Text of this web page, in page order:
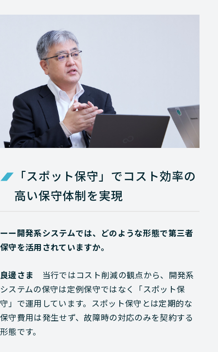
「スポット保守」でコスト効率の
高い保守体制を実現
ーー開発系システムでは、どのような形態で第三者
保守を活用されていますか。
良邊さま 当行ではコスト削減の観点から、開発系
システムの保守は定例保守ではなく「スポット保
守」で運用しています。スポット保守とは定期的な
保守費用は発生せず、故障時の対応のみを契約する
形態です。